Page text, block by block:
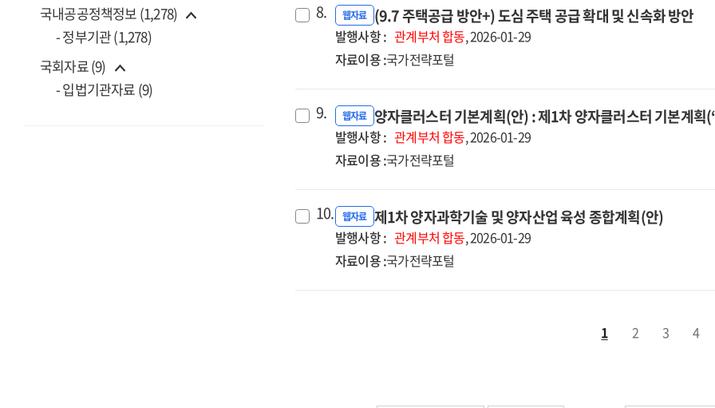
국내공공정책정보 (1,278)
- 정부기관 (1,278)
국회자료 (9)
- 입법기관자료 (9)
·
중증난치질환자를
위한
희망의
8. 웹자료 (9.7 주택공급 방안+) 도심 주택 공급 확대 및 신속화 방안
발행사항 : 관계부처합동, 2026-01-29
자료이용 :국가전략포털
9. 웹자료 양자클러스터 기본계획(안) : 제1차 양자클러스터 기본계획
발행사항 : 관계부처합동, 2026-01-29
자료이용 :국가전략포털
10. 웹자료 제1차 양자과학기술 및 양자산업 육성 종합계획(안)
발행사항 : 관계부처합동, 2026-01-29
자료이용 :국가전략포털
1 2 3 4